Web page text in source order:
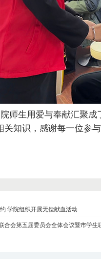
师生用爱与奉献汇聚
关知识，感谢每一位参
学院组织开展无偿献血活动
合会第五届委员会全体会议暨市学生